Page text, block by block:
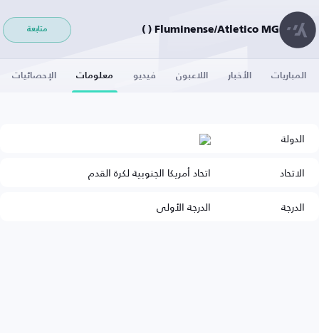
Fluminense/Atletico MG ( ) متابعة
المباريات الأخبار اللاعبون فيديو معلومات الإحصائيات
الدولة
الاتحاد
اتحاد أمريكا الجنوبية لكرة القدم
الدرجة
الدرجة الأولى